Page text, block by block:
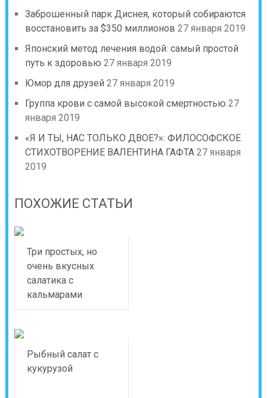
Заброшенный парк Диснея, который собираются
восстановить за $350 миллионов 27 января 2019
Японский метод лечения водой: самый простой
путь к здоровью 27 января 2019
Юмор для друзей 27 января 2019
Группа крови с самой высокой смертностью 27
января 2019
«Я И ТЫ, НАС ТОЛЬКО ДВОЕ?»: ФИЛОСОФСКОЕ
СТИХОТВОРЕНИЕ ВАЛЕНТИНА ГАФТА 27 января
2019
ПОХОЖИЕ СТАТЬИ
Три простых, но
очень вкусных
салатика с
кальмарами
Рыбный салат с
кукурузой